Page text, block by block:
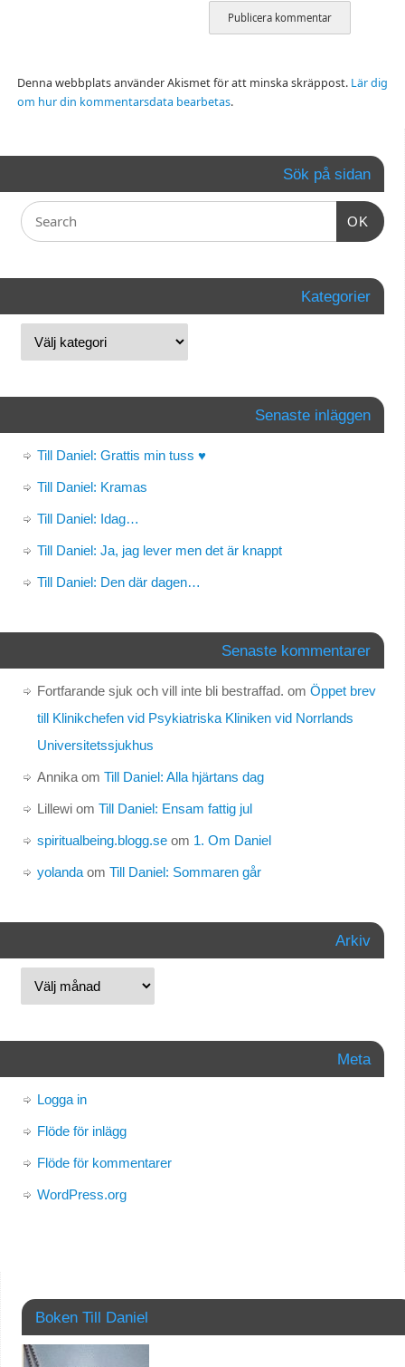
Denna webbplats använder Akismet för att minska skräppost. Lär dig
om hur din kommentarsdata bearbetas.
Sök på sidan
OK
Kategorier
Senaste inläggen
Till Daniel: Grattis min tuss ♥
Till Daniel: Kramas
Till Daniel: Idag…
Till Daniel: Ja, jag lever men det är knappt
Till Daniel: Den där dagen…
Senaste kommentarer
Fortfarande sjuk och vill inte bli bestraffad. om Öppet brev
till Klinikchefen vid Psykiatriska Kliniken vid Norrlands
Universitetssjukhus
Annikaom Till Daniel: Alla hjärtans dag
Lillewiom Till Daniel: Ensam fattig jul
spiritualbeing.blogg.seom 1. Om Daniel
yolandaom Till Daniel: Sommaren går
Arkiv
Meta
Logga in
Flöde för inlägg
Flöde för kommentarer
WordPress.org
Boken Till Daniel